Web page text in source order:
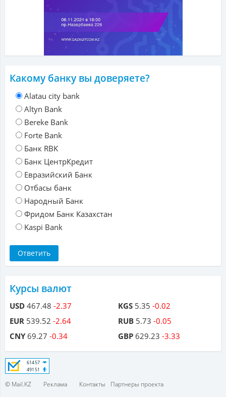
Какому банку вы доверяете?
Alatau city bank
Altyn Bank
Bereke Bank
Forte Bank
Банк RBK
Банк ЦентрКредит
Евразийский Банк
Отбасы банк
Народный Банк
Фридом Банк Казахстан
Kaspi Bank
Курсы валют
USD 467.48 -2.37
EUR 539.52 -2.64
CNY69.27 -0.34
KGS 5.35 -0.02
RUB 5.73 -0.05
GBP 629.23 -3.33
© Mail.KZ Реклама Контакты Партнеры проекта